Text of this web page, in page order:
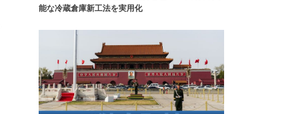
能な冷蔵倉庫新工法を実用化